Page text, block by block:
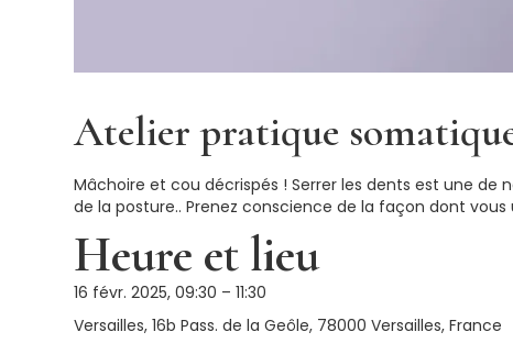
Atelier pratique
Mâchoire et cou décrispés ! Serrer les dents est une
de la posture.. Prenez conscience de la façon dont
Heure et lieu
16 févr. 2025, 09:30 – 11:30
Versailles, 16b Pass. de la Geôle, 78000 Versailles, France